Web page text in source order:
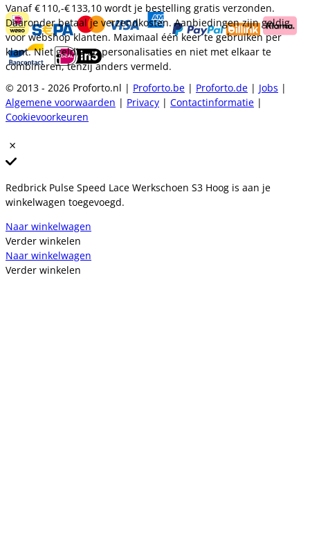
Vanaf€ 110,-€ 133,10 wordt je bestelling gratis verzonden.
Daaronder betaal je verzendkosten. Aanbiedingen zijn geldig
voor webshop klanten. Maximaal één keer te gebruiken per
klant. Niet geldig op personalisaties en niet met elkaar te
combineren, tenzij anders vermeld.
© 2013 - 2026 Proforto.nl | Proforto.be | Proforto.de | Jobs |
Algemene voorwaarden | Privacy | Contactinformatie |
Cookievoorkeuren
Redbrick Pulse Speed Lace Werkschoen S3 Hoog is aan je
winkelwagen toegevoegd.
Naar winkelwagen
Verder winkelen
Naar winkelwagen
Verder winkelen